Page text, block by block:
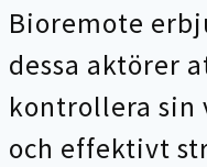
Bioremote
dessa aktörer
kontrollera sin
och effektivt